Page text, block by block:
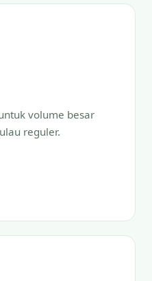
volume besar
reguler.